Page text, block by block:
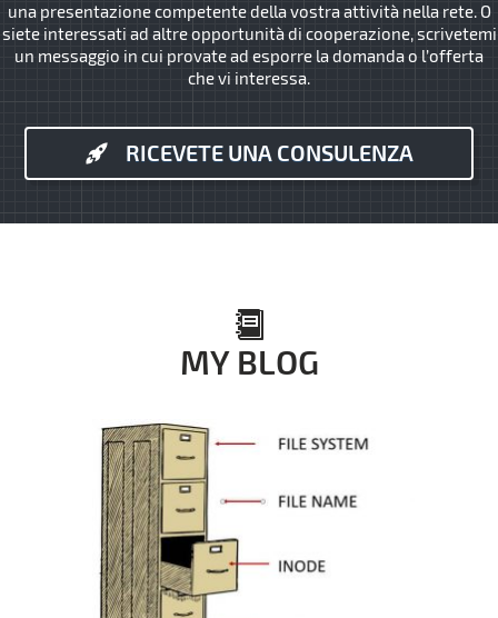
una presentazione competente della vostra attività nella rete. O
siete interessati ad altre opportunità di cooperazione, scrivetemi
un messaggio in cui provate ad esporre la domanda o l’offerta
che vi interessa.
RICEVETE UNA CONSULENZA
MY BLOG